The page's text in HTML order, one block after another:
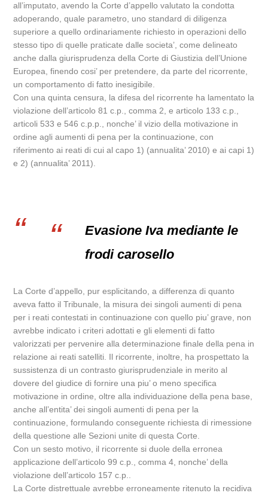
all’imputato, avendo la Corte d’appello valutato la condotta
adoperando, quale parametro, uno standard di diligenza
superiore a quello ordinariamente richiesto in operazioni dello
stesso tipo di quelle praticate dalle societa’, come delineato
anche dalla giurisprudenza della Corte di Giustizia dell’Unione
Europea, finendo cosi’ per pretendere, da parte del ricorrente,
un comportamento di fatto inesigibile.
Con una quinta censura, la difesa del ricorrente ha lamentato la
violazione dell’articolo 81 c.p., comma 2, e articolo 133 c.p.,
articoli 533 e 546 c.p.p., nonche’ il vizio della motivazione in
ordine agli aumenti di pena per la continuazione, con
riferimento ai reati di cui al capo 1) (annualita’ 2010) e ai capi 1)
e 2) (annualita’ 2011).
Evasione Iva mediante le
frodi carosello
La Corte d’appello, pur esplicitando, a differenza di quanto
aveva fatto il Tribunale, la misura dei singoli aumenti di pena
per i reati contestati in continuazione con quello piu’ grave, non
avrebbe indicato i criteri adottati e gli elementi di fatto
valorizzati per pervenire alla determinazione finale della pena in
relazione ai reati satelliti. Il ricorrente, inoltre, ha prospettato la
sussistenza di un contrasto giurisprudenziale in merito al
dovere del giudice di fornire una piu’ o meno specifica
motivazione in ordine, oltre alla individuazione della pena base,
anche all’entita’ dei singoli aumenti di pena per la
continuazione, formulando conseguente richiesta di rimessione
della questione alle Sezioni unite di questa Corte.
Con un sesto motivo, il ricorrente si duole della erronea
applicazione dell’articolo 99 c.p., comma 4, nonche’ della
violazione dell’articolo 157 c.p..
La Corte distrettuale avrebbe erroneamente ritenuto la recidiva